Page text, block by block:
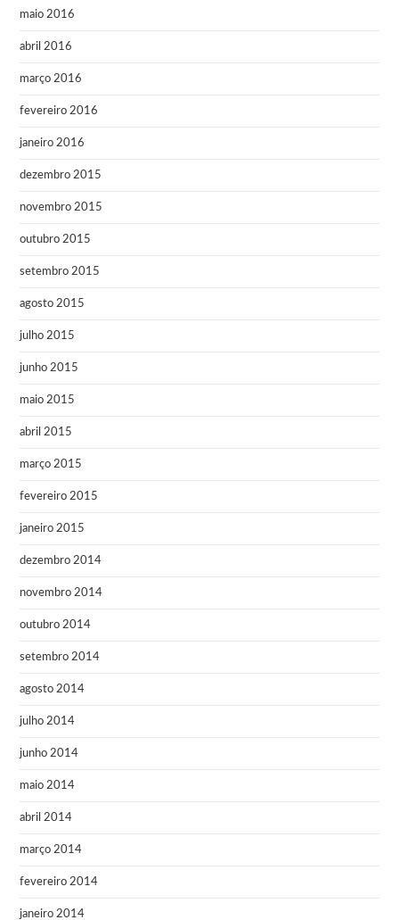
maio 2016
abril 2016
março 2016
fevereiro 2016
janeiro 2016
dezembro 2015
novembro 2015
outubro 2015
setembro 2015
agosto 2015
julho 2015
junho 2015
maio 2015
abril 2015
março 2015
fevereiro 2015
janeiro 2015
dezembro 2014
novembro 2014
outubro 2014
setembro 2014
agosto 2014
julho 2014
junho 2014
maio 2014
abril 2014
março 2014
fevereiro 2014
janeiro 2014